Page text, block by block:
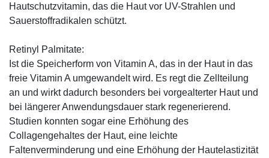
Hautschutzvitamin, das die Haut vor UV-Strahlen und
Sauerstoffradikalen schützt.
Retinyl Palmitate:
Ist die Speicherform von Vitamin A, das in der Haut in das
freie Vitamin A umgewandelt wird. Es regt die Zellteilung
an und wirkt dadurch besonders bei vorgealterter Haut und
bei längerer Anwendungsdauer stark regenerierend.
Studien konnten sogar eine Erhöhung des
Collagengehaltes der Haut, eine leichte
Faltenverminderung und eine Erhöhung der Hautelastizität